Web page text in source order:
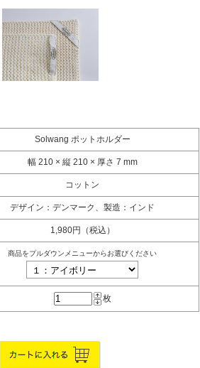
Solwang ポットホルダー
幅 210 × 縦 210 × 厚さ 7 mm
コットン
デザイン：デンマーク、製造：インド
1,980円（税込）
商品をプルダウンメニューからお選びください
枚